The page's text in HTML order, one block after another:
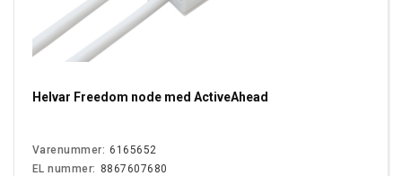
Helvar Freedom node med ActiveAhead
Varenummer: 6165652
EL nummer: 8867607680